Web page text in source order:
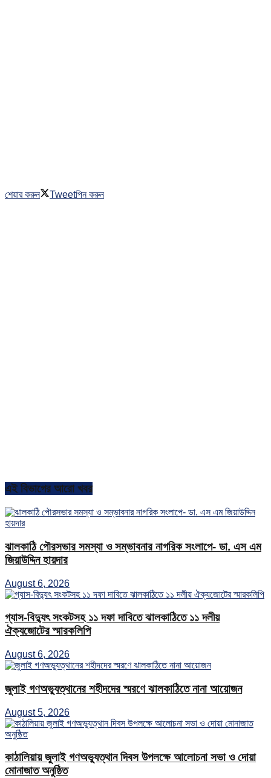
শেয়ার করুন Tweetপিন করুন
এই বিভাগের আরো খবর
ঝালকাঠি পৌরসভার সমস্যা ও সম্ভাবনার নাগরিক সংলাপে- ডা. এস এম
জিয়াউদ্দিন হায়দার
August 6, 2026
গ্যাস-বিদ্যুৎ সংকটসহ ১১ দফা দাবিতে ঝালকাঠিতে ১১ দলীয়
ঐক্যজোটের স্মারকলিপি
August 6, 2026
জুলাই গণঅভ্যুত্থানের শহীদদের স্মরণে ঝালকাঠিতে নানা আয়োজন
August 5, 2026
কাঠালিয়ায় জুলাই গণঅভ্যুত্থান দিবস উপলক্ষে আলোচনা সভা ও দোয়া
মোনাজাত অনুষ্ঠিত